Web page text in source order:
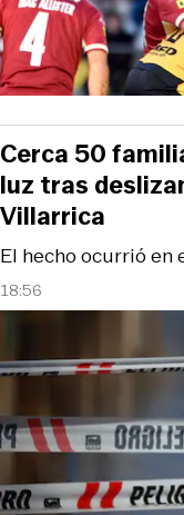
18:56
El hecho ocurrió en
Cerca 50
luz tras
Villarrica